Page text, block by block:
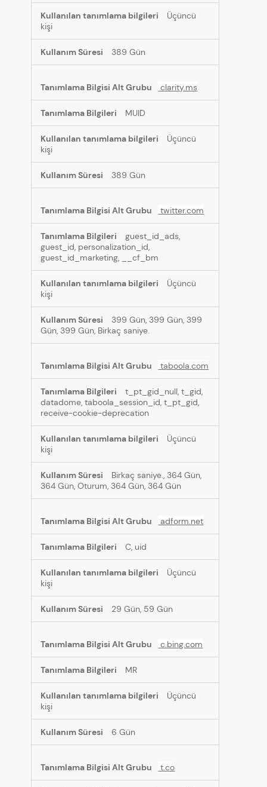
Üçüncü
kişi
389 Gün
clarity.ms
MUID
Üçüncü
kişi
389 Gün
twitter.com
guest_id_ads,
guest_id, personalization_id,
guest_id_marketing, __cf_bm
Üçüncü
kişi
399 Gün, 399 Gün, 399
Gün, 399 Gün, Birkaç saniye.
taboola.com
t_pt_gid_null, t_gid,
datadome, taboola_session_id, t_pt_gid,
receive-cookie-deprecation
Üçüncü
kişi
Birkaç saniye., 364 Gün,
364 Gün, Oturum, 364 Gün, 364 Gün
adform.net
C, uid
Üçüncü
kişi
29 Gün, 59 Gün
c.bing.com
MR
Üçüncü
kişi
6 Gün
t.co